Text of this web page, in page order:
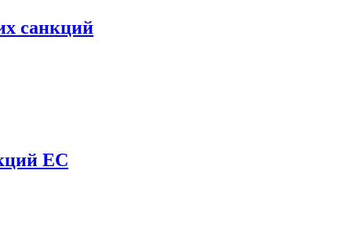
санкций
ЕС